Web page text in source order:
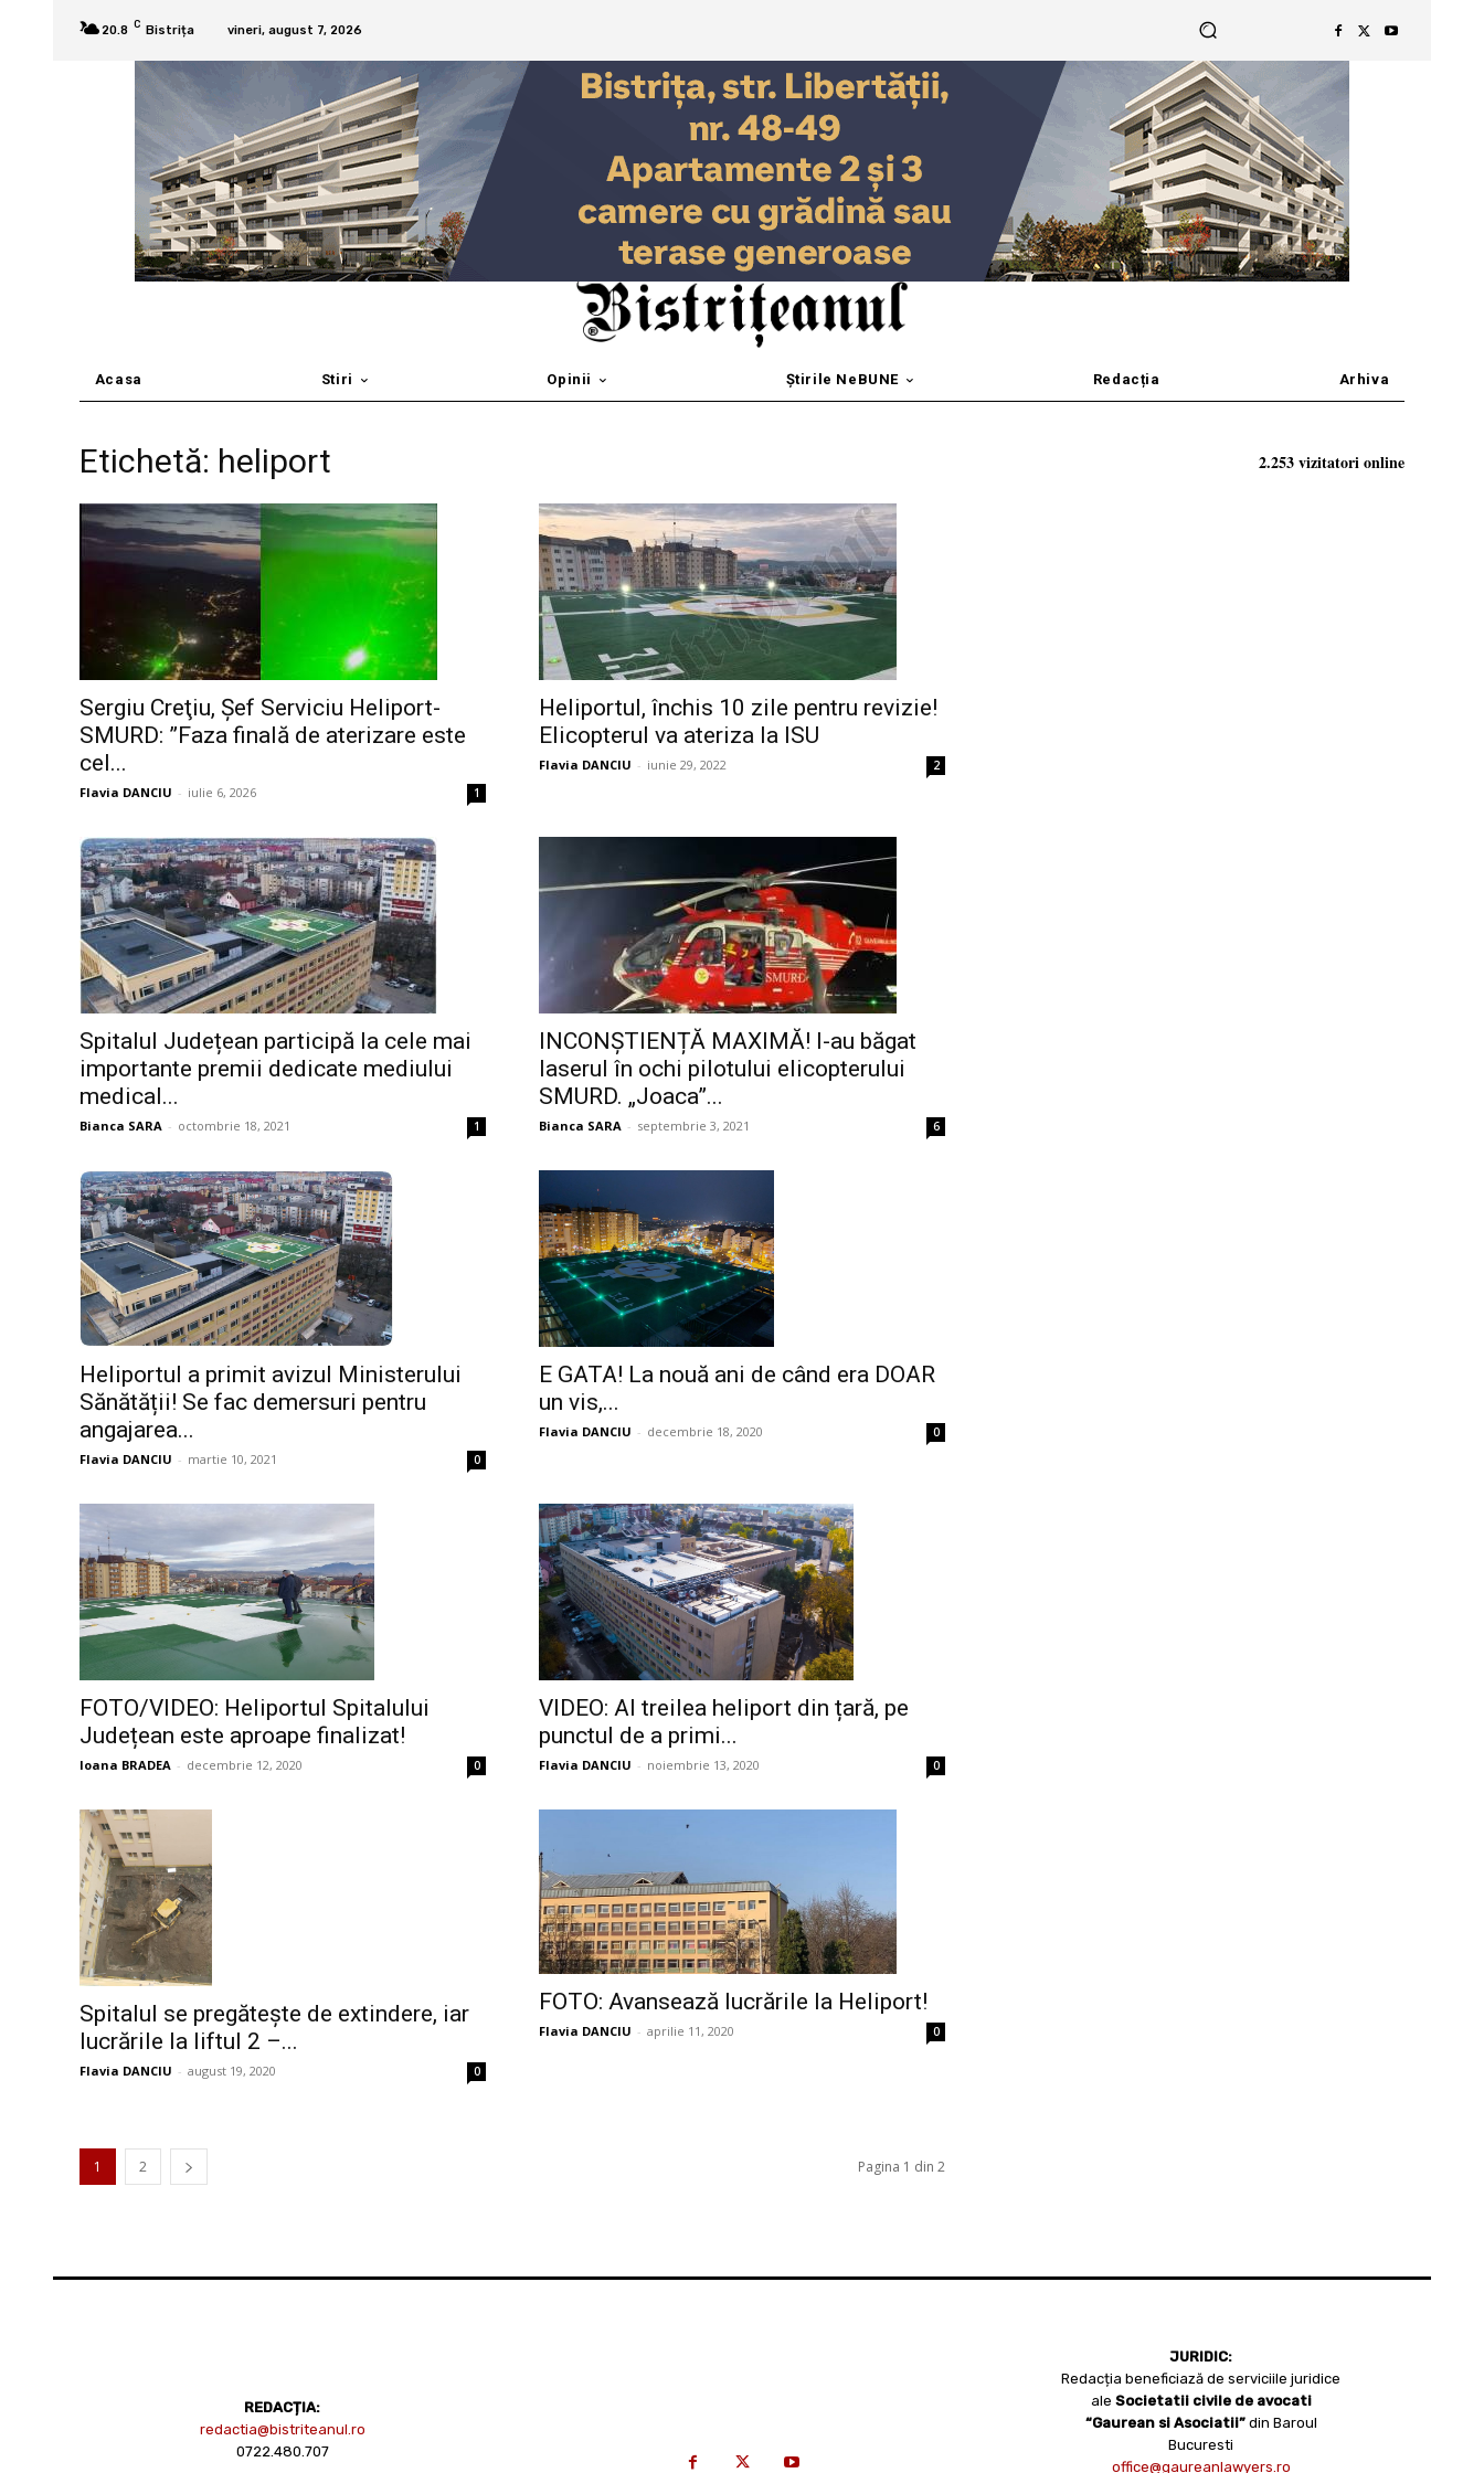
20.8 C Bistrița vineri, august 7, 2026
Acasa Stiri Opinii Știrile NeBUNE Redacția Arhiva
Etichetă: heliport
Sergiu Creţiu, Şef Serviciu Heliport-
SMURD: ”Faza finală de aterizare este
cel...
Flavia DANCIU - iulie 6, 2026 1
Heliportul, închis 10 zile pentru revizie!
Elicopterul va ateriza la ISU
Flavia DANCIU - iunie 29, 2022 2
Spitalul Județean participă la cele mai
importante premii dedicate mediului
medical...
Bianca SARA - octombrie 18, 2021 1
INCONȘTIENȚĂ MAXIMĂ! I-au băgat
laserul în ochi pilotului elicopterului
SMURD. „Joaca”...
Bianca SARA - septembrie 3, 2021 6
Heliportul a primit avizul Ministerului
Sănătății! Se fac demersuri pentru
angajarea...
Flavia DANCIU - martie 10, 2021 0
E GATA! La nouă ani de când era DOAR
un vis,...
Flavia DANCIU - decembrie 18, 2020 0
FOTO/VIDEO: Heliportul Spitalului
Județean este aproape finalizat!
Ioana BRADEA - decembrie 12, 2020 0
VIDEO: Al treilea heliport din țară, pe
punctul de a primi...
Flavia DANCIU - noiembrie 13, 2020 0
Spitalul se pregătește de extindere, iar
lucrările la liftul 2 –...
Flavia DANCIU - august 19, 2020 0
FOTO: Avansează lucrările la Heliport!
Flavia DANCIU - aprilie 11, 2020 0
1 2 Pagina 1 din 2
2.253 vizitatori online
REDACȚIA:
redactia@bistriteanul.ro
0722.480.707
JURIDIC:
Redacția beneficiază de serviciile juridice
ale Societatii civile de avocati
“Gaurean si Asociatii” din Baroul
Bucuresti
office@gaureanlawyers.ro